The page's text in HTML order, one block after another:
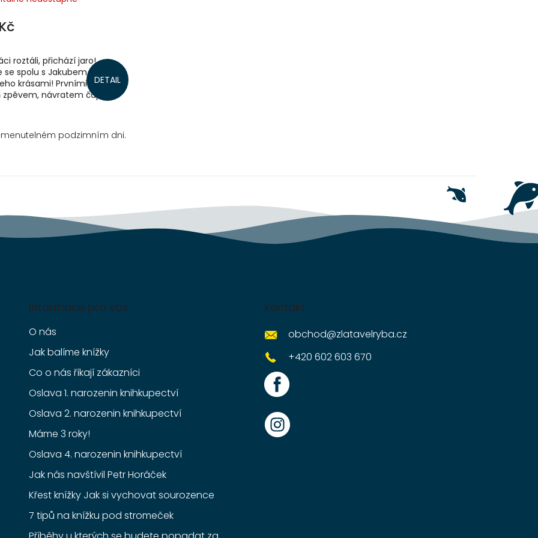
DETAIL
roztáli, přichází jaro!
spolu s Jakubem a Eliškou
krásami! Prvními květy,
návratem čápů do
podzimním dni.
Informace pro vás
O nás
Jak balíme knížky
Co o nás říkají zákazníci
Oslava 1. narozenin knihkupectví
Oslava 2. narozenin knihkupectví
Máme 3 roky!
Oslava 4. narozenin knihkupectví
Jak nás navštívil Petr Horáček
Křest knížky Jak si vychovat sourozence
7 tipů na knížku pod stromeček
Kontakt
obchod@zlatavelryba.cz
+420 602 603 670